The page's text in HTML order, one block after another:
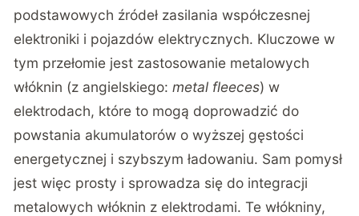
podstawowych źródeł zasilania współczesnej
elektroniki i pojazdów elektrycznych. Kluczowe w
tym przełomie jest zastosowanie metalowych
włóknin (z angielskiego:metal fleeces) w
elektrodach, które to mogą doprowadzić do
powstania akumulatorów o wyższej gęstości
energetycznej i szybszym ładowaniu. Sam pomysł
jest więc prosty i sprowadza się do integracji
metalowych włóknin z elektrodami. Te włókniny,